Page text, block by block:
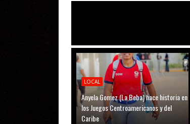
LOCAL
Anyela Gomez (La Beba) hace historia en
los Juegos Centroamericanos y del
Caribe